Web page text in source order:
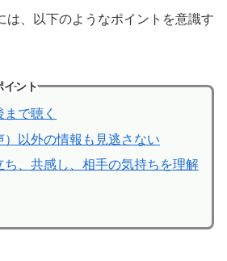
は、以下のようなポイントを意識す
イント
で聴く
）以外の情報も見逃さない
ち、共感し、相手の気持ちを理解